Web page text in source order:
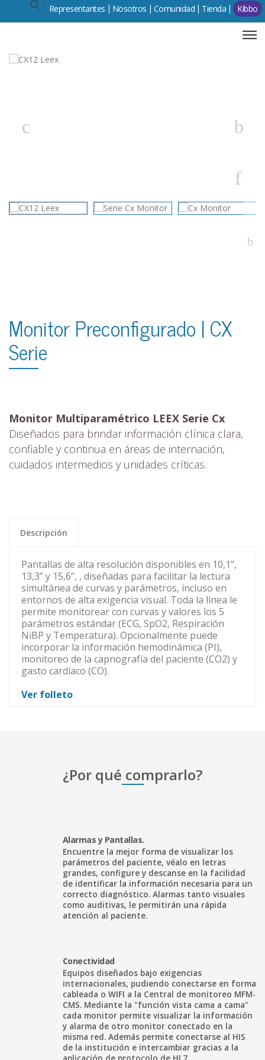
Representantes Comunidad Tienda Kibbo
Monitor Preconfigurado | CX
Serie
Monitor Multiparamétrico LEEX Serie Cx
Diseñados para brindar información clínica clara,
confiable y continua en áreas de internación,
cuidados intermedios y unidades críticas.
Descripción
Pantallas de alta resolución disponibles en 10,1”,
13,3” y 15,6”, , diseñadas para facilitar la lectura
simultánea de curvas y parámetros, incluso en
entornos de alta exigencia visual. Toda la línea le
permite monitorear con curvas y valores los 5
parámetros estándar (ECG, SpO2, Respiración
NiBP y Temperatura). Opcionalmente puede
incorporar la información hemodinámica (PI),
monitoreo de la capnografía del paciente (CO2) y
gasto cardíaco (CO).
Ver folleto
¿Por qué comprarlo?
Alarmas y Pantallas.
Encuentre la mejor forma de visualizar los
parámetros del paciente, véalo en letras
grandes, configure y descanse en la facilidad
de identificar la información necesaria para un
correcto diagnóstico. Alarmas tanto visuales
como auditivas, le permitirán una rápida
atención al paciente.
Conectividad
Equipos diseñados bajo exigencias
internacionales, pudiendo conectarse en forma
cableada o WIFI a la Central de monitoreo MFM-
CMS. Mediante la "función vista cama a cama"
cada monitor permite visualizar la información
y alarma de otro monitor conectado en la
misma red. Además permite conectarse al HIS
de la institución e intercambiar gracias a la